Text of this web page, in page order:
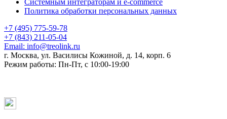
Системным интеграторам и e-commerce
Политика обработки персональных данных
+7 (495) 775-59-78
+7 (843) 211-05-04
Email: info@treolink.ru
г. Москва, ул. Василисы Кожиной, д. 14, корп. 6
Режим работы: Пн-Пт, с 10:00-19:00